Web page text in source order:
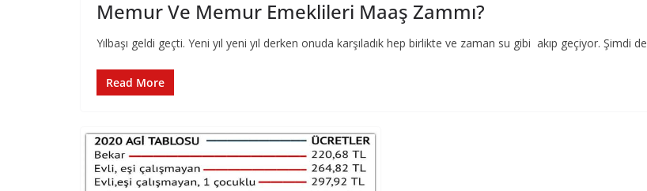
Memur Ve Memur Emeklileri Maaş Zammı?
Yılbaşı geldi geçti. Yeni yıl yeni yıl derken onuda karşıladık hep birlikte ve zaman su gibi akıp geçiyor. Şimdi de
Read More